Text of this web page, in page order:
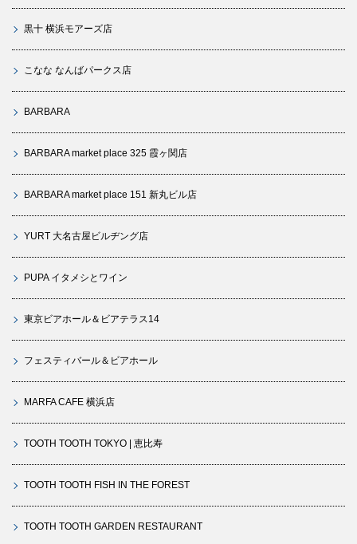
黒十 横浜モアーズ店
こなな なんばパークス店
BARBARA
BARBARA market place 325 霞ヶ関店
BARBARA market place 151 新丸ビル店
YURT 大名古屋ビルヂング店
PUPA イタメシとワイン
東京ビアホール＆ビアテラス14
フェスティバール＆ビアホール
MARFA CAFE 横浜店
TOOTH TOOTH TOKYO | 恵比寿
TOOTH TOOTH FISH IN THE FOREST
TOOTH TOOTH GARDEN RESTAURANT